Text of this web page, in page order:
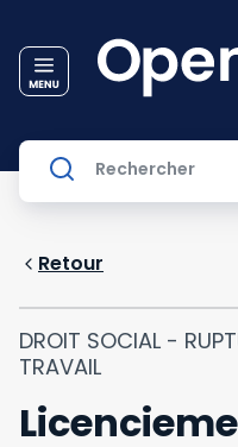
Retour
DROIT SOCIAL -
TRAVAIL